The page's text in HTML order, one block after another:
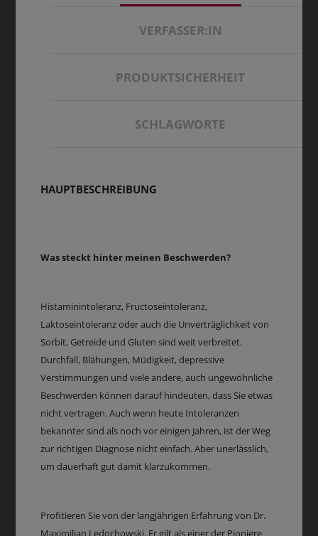
VERFASSER:IN
PRODUKTSICHERHEIT
SCHLAGWORTE
HAUPTBESCHREIBUNG
Was steckt hinter meinen Beschwerden?
Histaminintoleranz, Fructoseintoleranz,
Laktoseintoleranz oder auch die Unverträglichkeit von
Sorbit, Getreide und Gluten sind weit verbreitet.
Durchfall, Blähungen, Müdigkeit, depressive
Verstimmungen und viele andere, auch ungewöhnliche
Beschwerden können darauf hindeuten, dass Sie etwas
nicht vertragen. Auch wenn heute Intoleranzen
bekannter sind als noch vor einigen Jahren, ist der Weg
zur richtigen Diagnose nicht einfach. Aber unerlässlich,
um dauerhaft gut damit klarzukommen.
Profitieren Sie von der langjährigen Erfahrung von Dr.
Maximilian Ledochowski. Er gilt als einer der Pioniere